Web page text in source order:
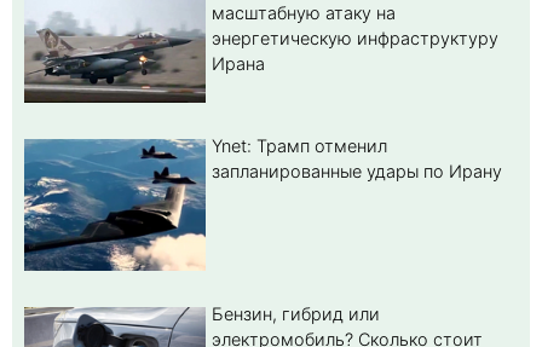
масштабную атаку на
энергетическую инфраструктуру
Ирана
Ynet: Трамп отменил
запланированные удары по Ирану
Бензин, гибрид или
электромобиль? Cколько стоит